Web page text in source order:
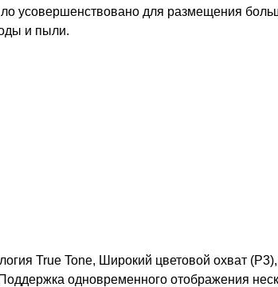
усовершенствовано для размещения
и пыли.
True Tone, Широкий цветовой охват
одновременного отображения